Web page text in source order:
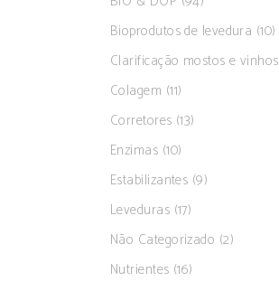
Bioprodutos de levedura (10)
Clarificação mostos e vinhos
Colagem (11)
Corretores (13)
Enzimas (10)
Estabilizantes (9)
Leveduras (17)
Não Categorizado (2)
Nutrientes (16)